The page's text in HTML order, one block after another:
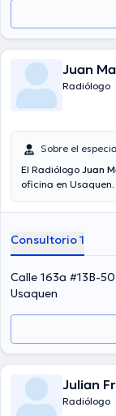
Juan
Radiólogo
Sobre el
El Radiólogo Juan
oficina en
de especialidad. El
desempeñado
Radiología. Juan
conferencias con
campo de
último, el
consultorio.
Consultorio 1
Calle 163a #13B-
Usaquen
Julian
Radiólogo